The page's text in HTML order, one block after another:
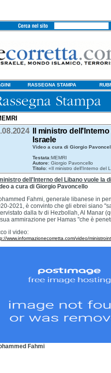
RASSEGNA STAMPA
Il ministro
Israele
Video a cura di Giorgio
Testata:MEMRI
Autore: Giorgio Pavoncello
Titolo: «Il ministro dell'Interno del
ministro dell'Interno del Libano vuole la
a cura di Giorgio Pavoncello
Fahmi, generale libanese in
2021, è convinto che gli ebrei siano
dalla tv di Hezbollah, Al Manar
sua ammirazione per Hamas "che è
il video:
www.informazionecorretta.com/video/
Fahmi